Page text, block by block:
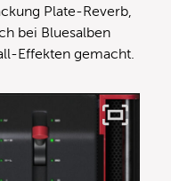
Plate-Reverb,
bei Bluesalben
Effekten gemacht.